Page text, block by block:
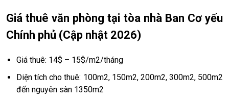
Giá thuê văn phòng tại tòa nhà Ban Cơ yếu
Chính phủ (Cập nhật 2026)
Giá thuê: 14$ – 15$/m2/tháng
Diện tích cho thuê: 100m2, 150m2, 200m2, 300m2, 500m2
đến nguyên sàn 1350m2